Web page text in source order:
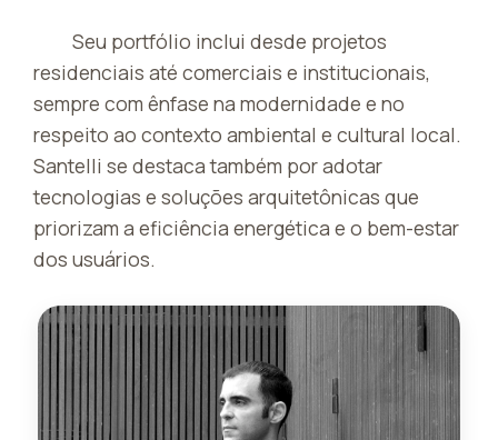
Seu portfólio inclui desde projetos
residenciais até comerciais e institucionais,
sempre com ênfase na modernidade e no
respeito ao contexto ambiental e cultural local.
Santelli se destaca também por adotar
tecnologias e soluções arquitetônicas que
priorizam a eficiência energética e o bem-estar
dos usuários.